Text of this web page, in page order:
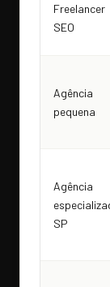
Freelancer
SEO
Agência
pequena
Agência
SP